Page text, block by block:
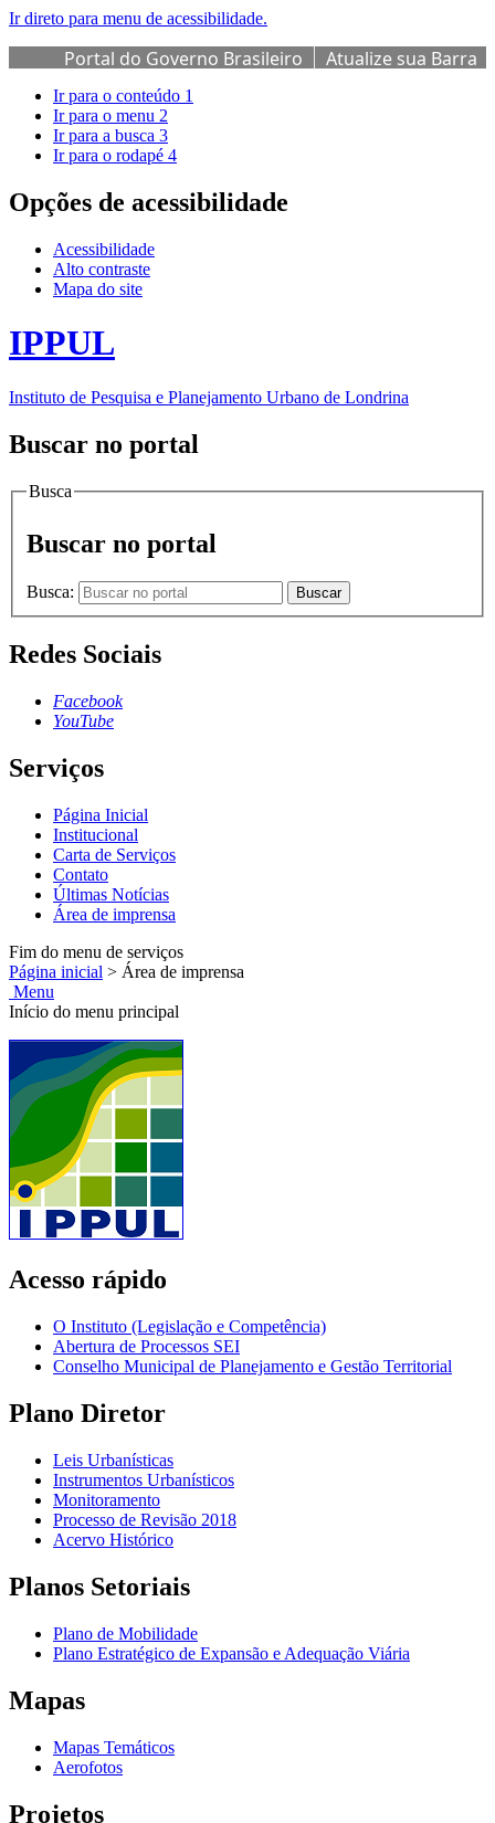
Ir direto para menu de acessibilidade.
Portal do Governo Brasileiro
Atualize sua Barra
de Governo
Ir para o conteúdo 1
Ir para o menu 2
Ir para a busca 3
Ir para o rodapé 4
Opções de acessibilidade
Acessibilidade
Alto contraste
Mapa do site
IPPUL
Instituto de Pesquisa e Planejamento Urbano de Londrina
Buscar no portal
Busca
Buscar no portal
Busca: Buscar
Redes Sociais
Facebook
YouTube
Serviços
Página Inicial
Institucional
Carta de Serviços
Contato
Últimas Notícias
Área de imprensa
Fim do menu de serviços
Página inicial > Área de imprensa
Menu
Início do menu principal
Acesso rápido
O Instituto (Legislação e Competência)
Abertura de Processos SEI
Conselho Municipal de Planejamento e Gestão Territorial
Plano Diretor
Leis Urbanísticas
Instrumentos Urbanísticos
Monitoramento
Processo de Revisão 2018
Acervo Histórico
Planos Setoriais
Plano de Mobilidade
Plano Estratégico de Expansão e Adequação Viária
Mapas
Mapas Temáticos
Aerofotos
Projetos